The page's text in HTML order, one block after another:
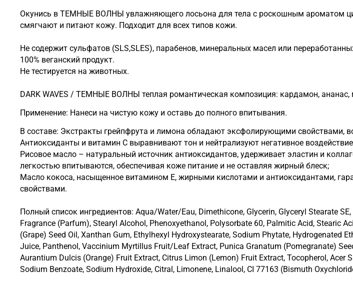
Окунись в ТЕМНЫЕ ВОЛНЫ увлажняющего лосьона для тела с роскошным ароматом
смягчают и питают кожу. Подходит для всех типов кожи.
Не содержит сульфатов (SLS,SLES), парабенов, минеральных масел или
100% веганский продукт.
Не тестируется на животных.
DARK WAVES / ТЕМНЫЕ ВОЛНЫ теплая романтическая композиция: кардамон,
Применение: Нанеси на чистую кожу и оставь до полного впитывания.
В составе: Экстракты грейпфрута и лимона обладают эксфолирующими свойствами,
Антиоксиданты и витамин С выравнивают тон и нейтрализуют негативное
Рисовое масло – натуральный источник антиоксидантов, удерживает эластин и
легкостью впитываются, обеспечивая коже питание и не оставляя жирный блеск;
Масло кокоса, насыщенное витамином Е, жирными кислотами и антиоксидантами,
свойствами.
Полный список ингредиентов: Aqua/Water/Eau, Dimethicone, Glycerin, Glyceryl Stearate SE, Butyrospermum Parkii (Shea) Butter, Caprylic/Capric Triglyceride, Cetyl Alcohol,
Fragrance (Parfum), Stearyl Alcohol, Phenoxyethanol, Polysorbate 60, Palmitic Acid, Stearic
(Grape) Seed Oil, Xanthan Gum, Ethylhexyl Hydroxystearate, Sodium Phytate, Hydrogenated
Juice, Panthenol, Vaccinium Myrtillus Fruit/Leaf Extract, Punica Granatum (Pomegranate)
Aurantium Dulcis (Orange) Fruit Extract, Citrus Limon (Lemon) Fruit Extract, Tocopherol,
Sodium Benzoate, Sodium Hydroxide, Citral, Limonene, Linalool, CI 77163 (Bismuth